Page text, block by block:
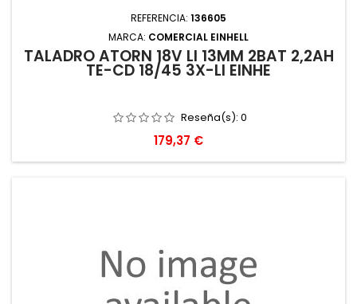
REFERENCIA: 136605
MARCA: COMERCIAL EINHELL
TALADRO ATORN 18V LI 13MM 2BAT 2,2AH
TE-CD 18/45 3X-LI EINHE
Reseña(s): 0
Precio
179,37 €